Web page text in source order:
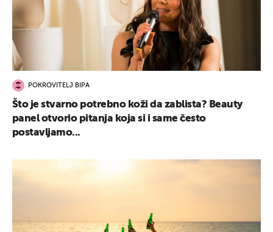
POKROVITELJ BIPA
Što je stvarno potrebno koži da zablista? Beauty
panel otvorio pitanja koja si i same često
postavljamo...